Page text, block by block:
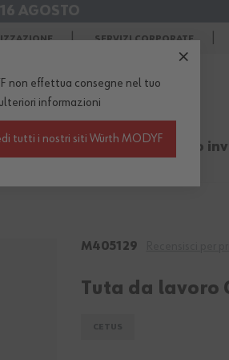
AGOSTO
SERVIZI CORPORATE
Abbigliamento
M405129
Tuta da lavoro
non effettua consegne nel tuo
informazioni
tutti i nostri siti Würth MODYF